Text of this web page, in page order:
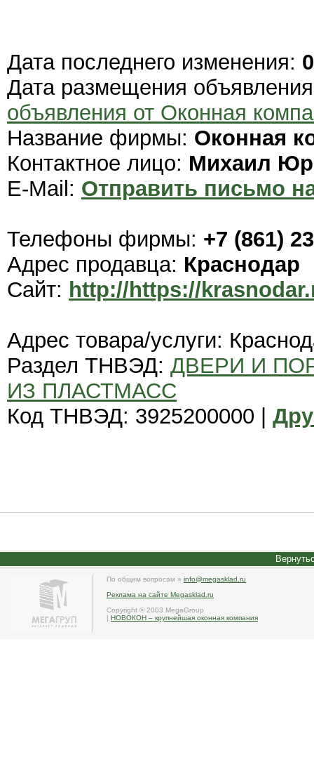
Дата последнего изменения:
Дата размещения
объявления от Оконная
Название фирмы: Оконная
Контактное лицо: Михаил
E-Mail: Отправить письмо
Телефоны фирмы: +7 (861)
Адрес продавца: Краснодар
Сайт: http://https://
Адрес товара/услуги:
Раздел ТНВЭД: ДВЕРИ И
ИЗ ПЛАСТМАСС
Код ТНВЭД: 3925200000 |
По общим вопросам » info@megasklad.ru
Реклама на сайте Megasklad.ru
Copyright © 2003 MegaGroup
| НОВОКОН – крупнейшая оконная компания